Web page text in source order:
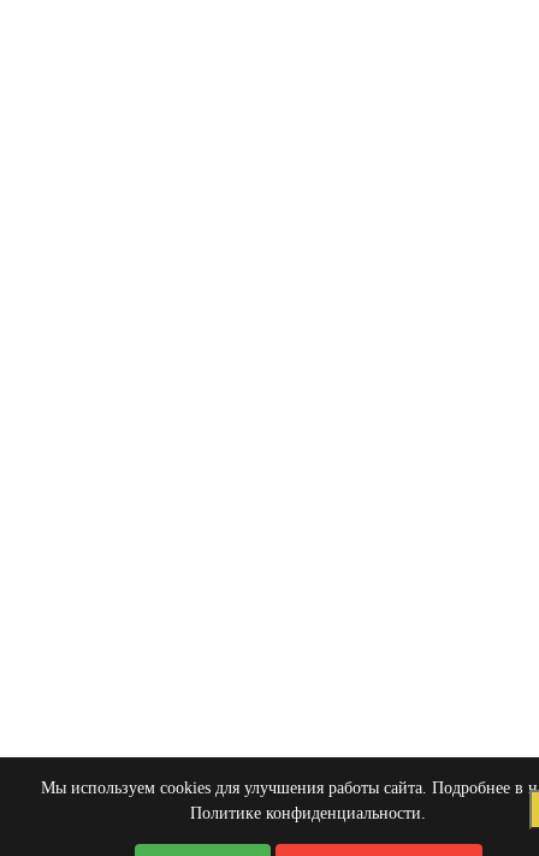
Мы используем cookies для улучшения работы сайта. Подробнее в
Политике конфиденциальности.